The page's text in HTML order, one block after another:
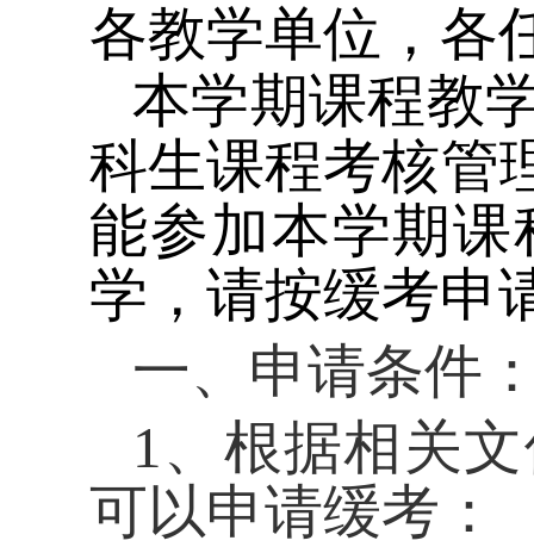
各教学单位，各
本学期课程教
科生课程考核管
能参加本学期
学，请按缓考申
一、申请条件
1、根据相关
可以申请缓考：